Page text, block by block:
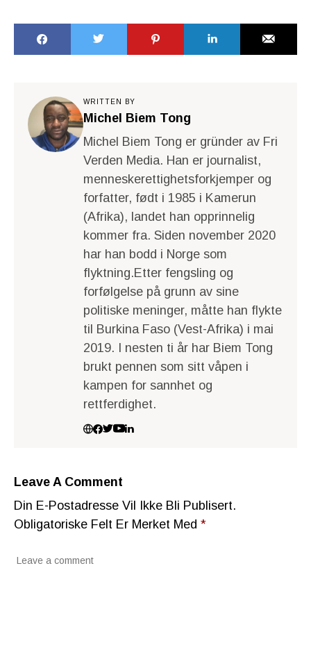
WRITTEN BY
Michel Biem Tong
Michel Biem Tong er gründer av Fri
Verden Media. Han er journalist,
menneskerettighetsforkjemper og
forfatter, født i 1985 i Kamerun
(Afrika), landet han opprinnelig
kommer fra. Siden november 2020
har han bodd i Norge som
flyktning.Etter fengsling og
forfølgelse på grunn av sine
politiske meninger, måtte han flykte
til Burkina Faso (Vest-Afrika) i mai
2019. I nesten ti år har Biem Tong
brukt pennen som sitt våpen i
kampen for sannhet og
rettferdighet.
Leave A Comment
Din E-Postadresse Vil Ikke Bli Publisert.
Obligatoriske Felt Er Merket Med *